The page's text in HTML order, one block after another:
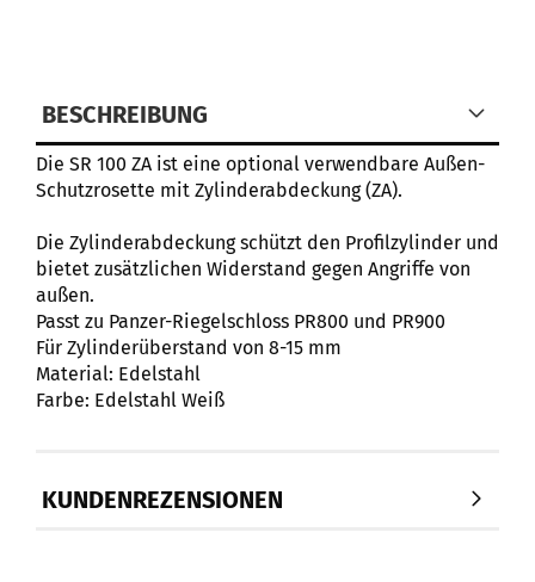
BESCHREIBUNG
Die SR 100 ZA ist eine optional verwendbare Außen-
Schutzrosette mit Zylinderabdeckung (ZA).
Die Zylinderabdeckung schützt den Profilzylinder und
bietet zusätzlichen Widerstand gegen Angriffe von
außen.
Passt zu Panzer-Riegelschloss PR800 und PR900
Für Zylinderüberstand von 8-15 mm
Material: Edelstahl
Farbe: Edelstahl Weiß
KUNDENREZENSIONEN